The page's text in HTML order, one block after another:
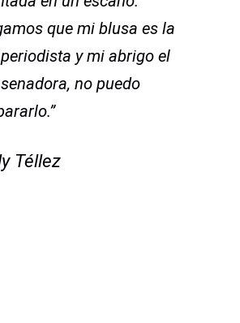
que mi blusa es la
y mi abrigo el
no puedo
Téllez